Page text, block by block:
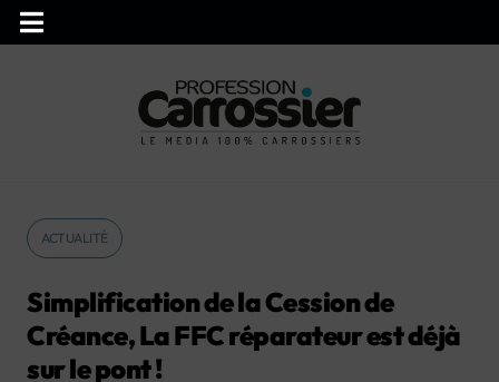
ACTUALITÉ
Simplification de la Cession de
Créance, La FFC réparateur est déjà
sur le pont !